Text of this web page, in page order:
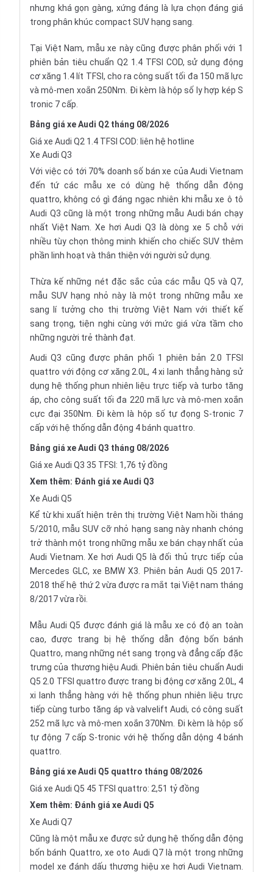
nhưng khá gọn gàng, xứng đáng là lựa chọn đáng giá
trong phân khúc compact SUV hạng sang.
Tại Việt Nam, mẫu xe này cũng được phân phối với 1
phiên bản tiêu chuẩn Q2 1.4 TFSI COD, sử dụng động
cơ xăng 1.4 lít TFSI, cho ra công suất tối đa 150 mã lực
và mô-men xoắn 250Nm. Đi kèm là hộp số ly hợp kép S
tronic 7 cấp.
Bảng giá xe Audi Q2 tháng 08/2026
Giá xe Audi Q2 1.4 TFSI COD: liên hệ hotline
Xe Audi Q3
Với việc có tới 70% doanh số bán xe của Audi Vietnam
đến tứ các mẫu xe có dùng hệ thống dẫn động
quattro, không có gì đáng ngạc nhiên khi mẫu xe ô tô
Audi Q3 cũng là một trong những mẫu Audi bán chạy
nhất Việt Nam. Xe hơi Audi Q3 là dòng xe 5 chỗ với
nhiều tùy chọn thông minh khiến cho chiếc SUV thêm
phần linh hoạt và thân thiện với người sử dụng.
Thừa kế những nét đặc sắc của các mẫu Q5 và Q7,
mẫu SUV hạng nhỏ này là một trong những mẫu xe
sang lí tưởng cho thị trường Việt Nam với thiết kế
sang trọng, tiện nghi cùng với mức giá vừa tầm cho
những người trẻ thành đạt.
Audi Q3 cũng được phân phối 1 phiên bản 2.0 TFSI
quattro với động cơ xăng 2.0L, 4 xi lanh thẳng hàng sử
dụng hệ thống phun nhiên liệu trực tiếp và turbo tăng
áp, cho công suất tối đa 220 mã lực và mô-men xoắn
cực đại 350Nm. Đi kèm là hộp số tự đọng S-tronic 7
cấp với hệ thống dẫn động 4 bánh quattro.
Bảng giá xe Audi Q3 tháng 08/2026
Giá xe Audi Q3 35 TFSI: 1,76 tỷ đồng
Xem thêm: Đánh giá xe Audi Q3
Xe Audi Q5
Kể từ khi xuất hiện trên thị trường Việt Nam hồi tháng
5/2010, mẫu SUV cỡ nhỏ hạng sang này nhanh chóng
trở thành một trong những mẫu xe bán chạy nhất của
Audi Vietnam. Xe hơi Audi Q5 là đối thủ trực tiếp của
Mercedes GLC, xe BMW X3 . Phiên bản Audi Q5 2017-
2018 thế hệ thứ 2 vừa được ra mắt tại Việt nam tháng
8/2017 vừa rồi.
Mẫu Audi Q5 được đánh giá là mẫu xe có độ an toàn
cao, được trang bị hệ thống dẫn động bốn bánh
Quattro, mang những nét sang trọng và đẳng cấp đặc
trưng của thương hiệu Audi. Phiên bản tiêu chuẩn Audi
Q5 2.0 TFSI quattro được trang bị động cơ xăng 2.0L, 4
xi lanh thẳng hàng với hệ thống phun nhiên liệu trực
tiếp cùng turbo tăng áp và valvelift Audi, có công suất
252 mã lực và mô-men xoắn 370Nm. Đi kèm là hộp số
tự động 7 cấp S-tronic với hệ thống dẫn dộng 4 bánh
quattro.
Bảng giá xe Audi Q5 quattro tháng 08/2026
Giá xe Audi Q5 45 TFSI quattro: 2,51 tỷ đồng
Xem thêm: Đánh giá xe Audi Q5
Xe Audi Q7
Cũng là một mẫu xe được sử dụng hệ thống dẫn động
bốn bánh Quattro, xe oto Audi Q7 là một trong những
model xe đánh dấu thương hiệu xe hơi Audi Vietnam.